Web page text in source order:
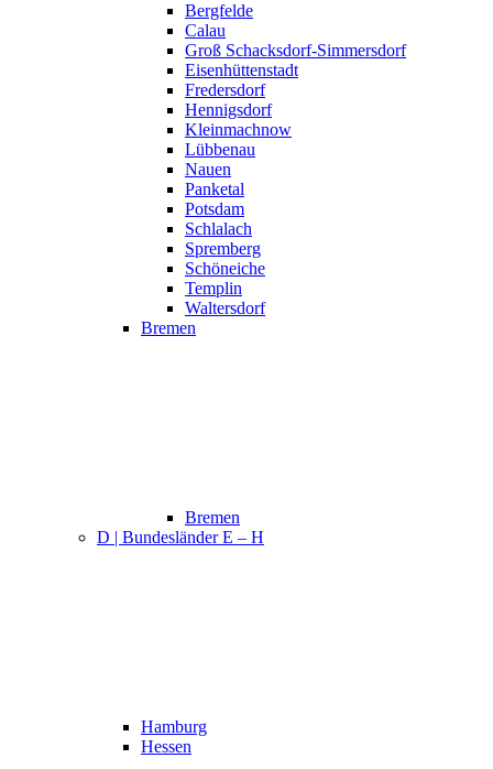
Bergfelde
Calau
Groß Schacksdorf-Simmersdorf
Eisenhüttenstadt
Fredersdorf
Hennigsdorf
Kleinmachnow
Lübbenau
Nauen
Panketal
Potsdam
Schlalach
Spremberg
Schöneiche
Templin
Waltersdorf
Bremen
Bremen
D | Bundesländer E – H
Hamburg
Hessen